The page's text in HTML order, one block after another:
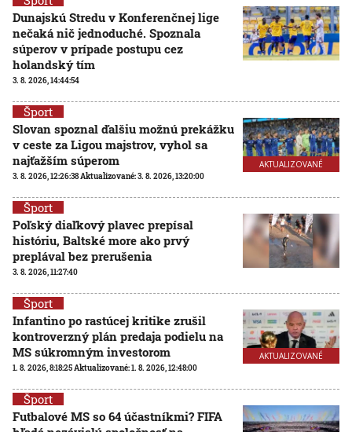
Dunajskú Stredu v Konferenčnej lige
nečaká nič jednoduché. Spoznala
súperov v prípade postupu cez
holandský tím
3. 8. 2026, 14:44:54
AKTUALIZOVANÉ
Šport
Slovan spoznal ďalšiu možnú prekážku
v ceste za Ligou majstrov, vyhol sa
najťažším súperom
3. 8. 2026, 12:26:38Aktualizované:3. 8. 2026, 13:20:00
Šport
Poľský diaľkový plavec prepísal
históriu, Baltské more ako prvý
preplával bez prerušenia
3. 8. 2026, 11:27:40
AKTUALIZOVANÉ
Šport
Infantino po rastúcej kritike zrušil
kontroverzný plán predaja podielu na
MS súkromným investorom
1. 8. 2026, 8:18:25Aktualizované:1. 8. 2026, 12:48:00
Šport
Futbalové MS so 64 účastníkmi? FIFA